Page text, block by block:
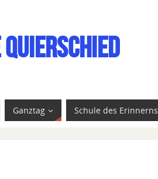
Ganztag Schule des Erinnerns